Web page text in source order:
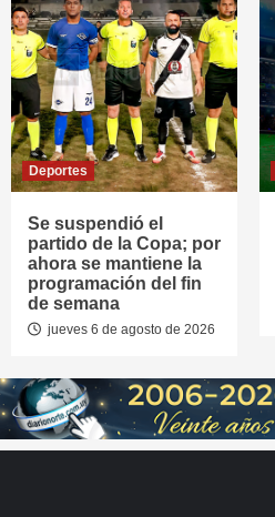
Deportes
Se suspendió el
partido de la Copa; por
ahora se mantiene la
programación del fin
de semana
jueves 6 de agosto de 2026